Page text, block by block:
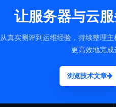
让服务器与云
从真实测评到运维经验，持续整理
更高效地完成
浏览技术文章